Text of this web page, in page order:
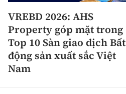
VREBD 2026: AHS
Property góp mặt trong
Top 10 Sàn giao dịch Bất
động sản xuất sắc Việt
Nam